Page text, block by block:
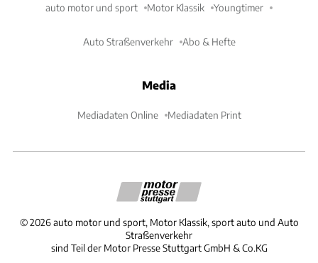
auto motor und sport Motor Klassik Youngtimer
Auto Straßenverkehr Abo & Hefte
Media
Mediadaten Online Mediadaten Print
©2026 auto motor und sport, Motor Klassik, sport auto und Auto
Straßenverkehr
sind Teil der Motor Presse Stuttgart GmbH & Co.KG